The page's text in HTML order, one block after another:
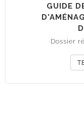
GUIDE
Dossier